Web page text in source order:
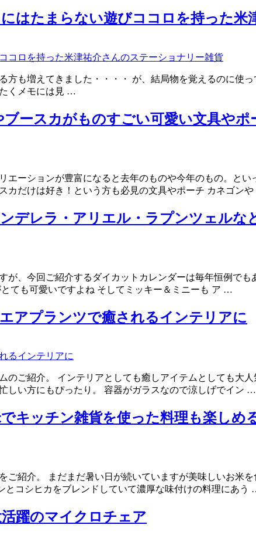
はたまらない遊びココロを持った米
も増えてきました・・・・ が、結局物を覚えるのに使
くメモには見 …
ースカがものすごい可愛い文具やポ
ーションが豊富になると去年のものや今年のもの。と
カだけは好き！という方も必見の文具やポーチ カネゴン
デレラ・アリエル・ラプンツェルな
が、今回ご紹介するダイカットカレンダーは毎年恒例で
ても可愛いですよね そしてミッキー＆ミニーも ア …
アプランツで癒されるインテリアに
ご紹介。 インテリアとしても癒しアイテムとしても大
しい方にもぴったり。 容器がガラスなので涼しげでイン …
キッチン雑貨を使った料理も楽しめ
ご紹介。 まだまだ暑い日が続いていますが美味しいお米
とコシヒカをブレンドしていて濃厚な味付けの料理にあう
躍のマイクロチェア